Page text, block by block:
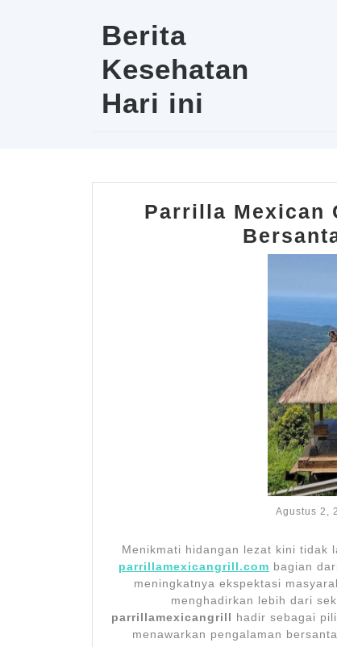
Berita
Kesehatan
Hari ini
Parrilla Mexican
Agustus 2,
Menikmati hidangan lezat kini tidak
parrillamexicangrill.com bagian
meningkatnya ekspektasi
menghadirkan lebih dari
parrillamexicangrill hadir sebagai
menawarkan pengalaman